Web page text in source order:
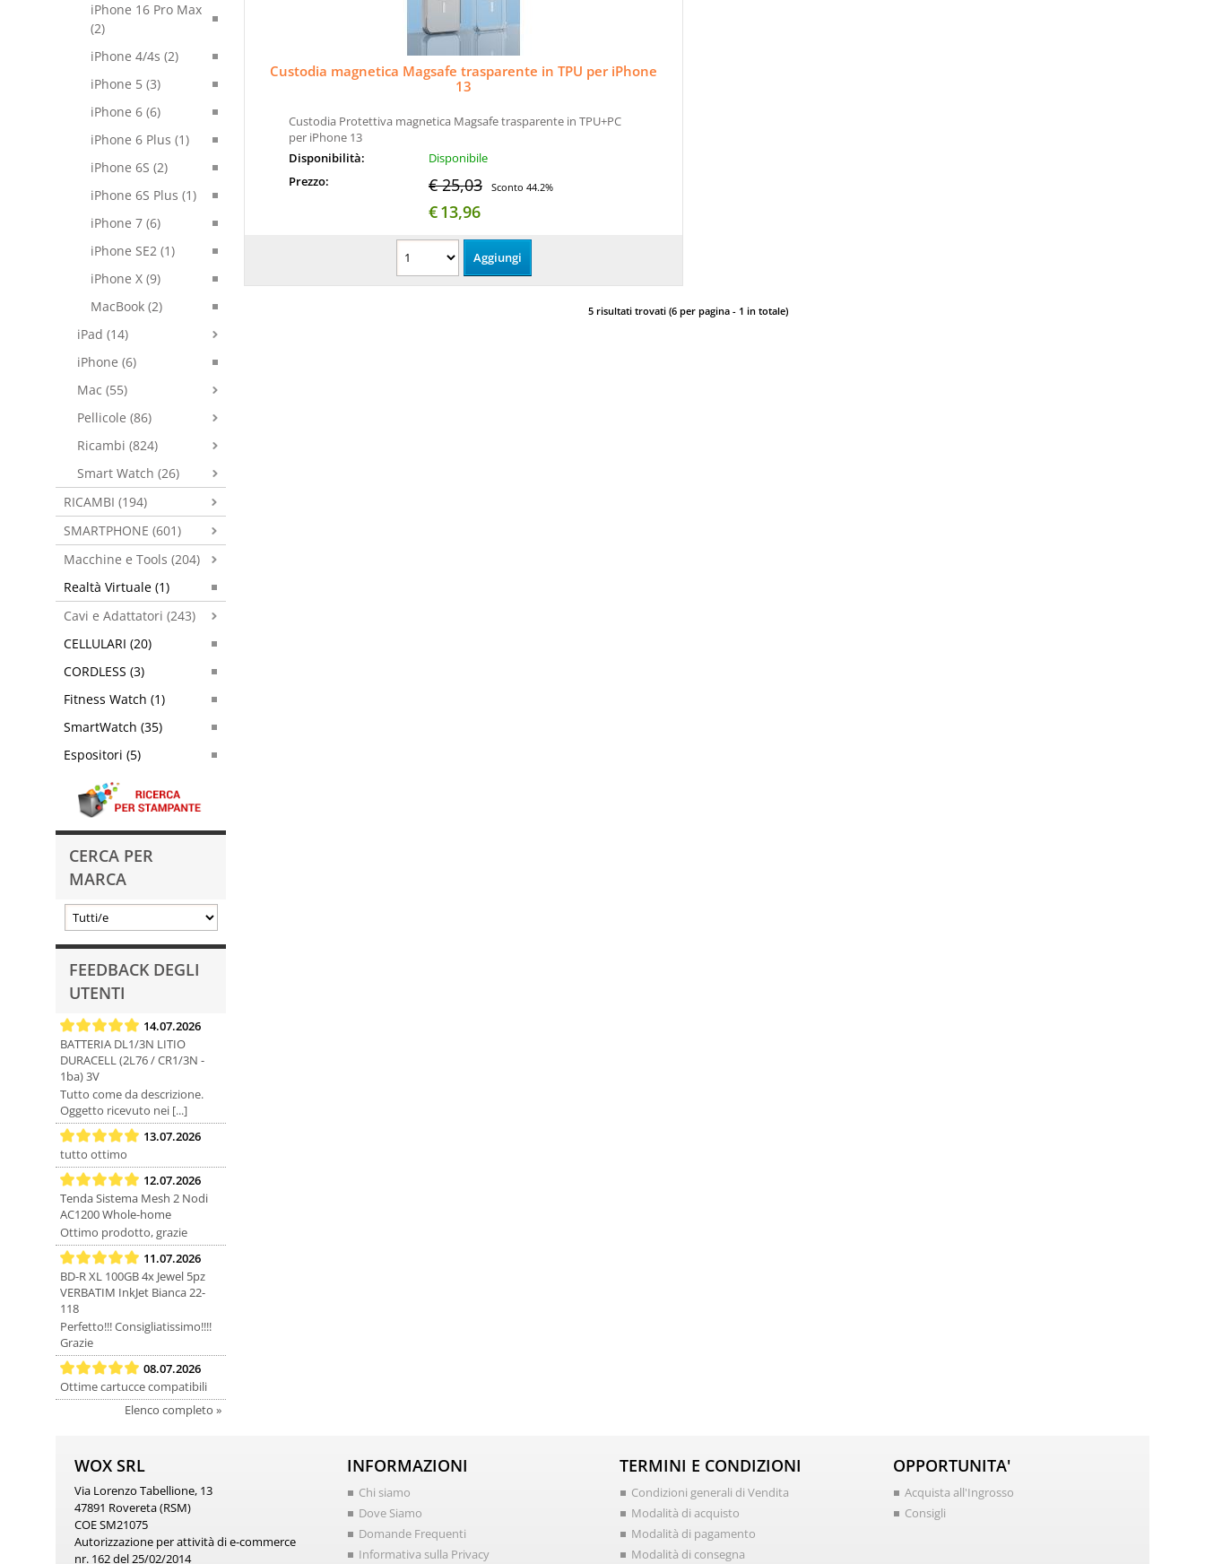
iPhone 16 Pro Max
(2)
iPhone 4/4s (2)
iPhone 5 (3)
iPhone 6 (6)
iPhone 6 Plus (1)
iPhone 6S (2)
iPhone 6S Plus (1)
iPhone 7 (6)
iPhone SE2 (1)
iPhone X (9)
MacBook (2)
iPad (14)
iPhone (6)
Mac (55)
Pellicole (86)
Ricambi (824)
Smart Watch (26)
RICAMBI (194)
SMARTPHONE (601)
Macchine e Tools (204)
Realtà Virtuale (1)
Cavi e Adattatori (243)
CELLULARI (20)
CORDLESS (3)
Fitness Watch (1)
SmartWatch (35)
Espositori (5)
CERCA PER
MARCA
FEEDBACK DEGLI
UTENTI
14.07.2026
BATTERIA DL1/3N LITIO
DURACELL (2L76 / CR1/3N -
1ba) 3V
Tutto come da descrizione.
Oggetto ricevuto nei [...]
13.07.2026
tutto ottimo
12.07.2026
Tenda Sistema Mesh 2 Nodi
AC1200 Whole-home
Ottimo prodotto, grazie
11.07.2026
BD-R XL 100GB 4x Jewel 5pz
VERBATIM InkJet Bianca 22-
118
Perfetto!!! Consigliatissimo!!!!
Grazie
08.07.2026
Ottime cartucce compatibili
Elenco completo »
Custodia magnetica Magsafe trasparente in TPU per iPhone
13
Custodia Protettiva magnetica Magsafe trasparente in TPU+PC
per iPhone 13
Disponibilità:
Disponibile
Prezzo:
€ 25,03 Sconto 44.2%
€13,96
5 risultati trovati (6 per pagina - 1 in totale)
WOX SRL
Via Lorenzo Tabellione, 13
47891 Rovereta (RSM)
COE SM21075
Autorizzazione per attività di e-commerce
nr. 162 del 25/02/2014
INFORMAZIONI
Chi siamo
Dove Siamo
Domande Frequenti
Informativa sulla Privacy
TERMINI E CONDIZIONI
Condizioni generali di Vendita
Modalità di acquisto
Modalità di pagamento
Modalità di consegna
OPPORTUNITA'
Acquista all'Ingrosso
Consigli